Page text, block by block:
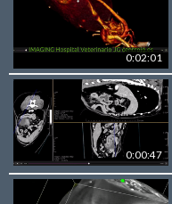
0:02:01
0:00:47